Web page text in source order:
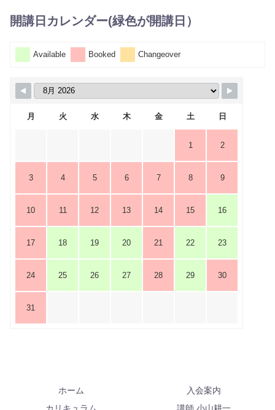
開講日カレンダー(緑色が開講日）
Available Booked Changeover
月 火 水 木 金 土 日
1 2
3 4 5 6 7 8 9
10 11 12 13 14 15 16
17 18 19 20 21 22 23
24 25 26 27 28 29 30
31
ホーム
入会案内